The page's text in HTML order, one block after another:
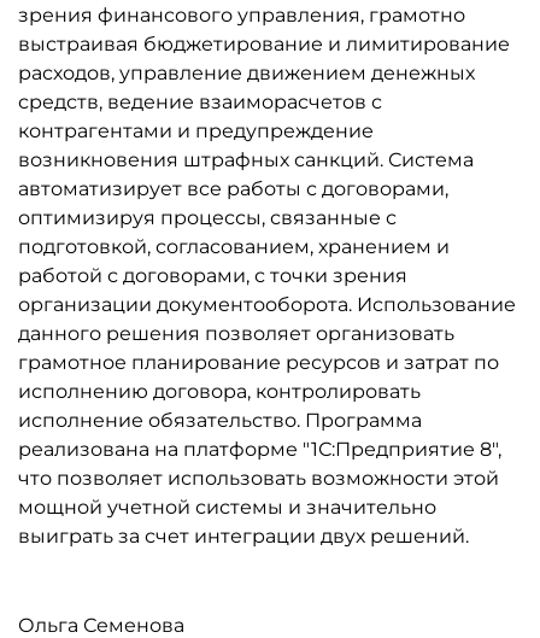
зрения финансового управления, грамотно
выстраивая бюджетирование и лимитирование
расходов, управление движением денежных
средств, ведение взаиморасчетов с
контрагентами и предупреждение
возникновения штрафных санкций. Система
автоматизирует все работы с договорами,
оптимизируя процессы, связанные с
подготовкой, согласованием, хранением и
работой с договорами, с точки зрения
организации документооборота. Использование
данного решения позволяет организовать
грамотное планирование ресурсов и затрат по
исполнению договора, контролировать
исполнение обязательство. Программа
реализована на платформе "1С:Предприятие 8",
что позволяет использовать возможности этой
мощной учетной системы и значительно
выиграть за счет интеграции двух решений.
Ольга Семенова